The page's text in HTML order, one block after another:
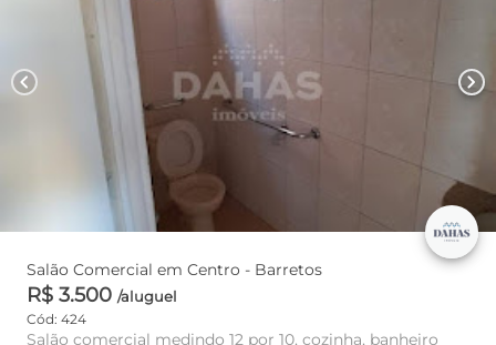
chevron_left chevron_right
Salão Comercial em Centro - Barretos
R$ 3.500 /aluguel
Cód: 424
Salão comercial medindo 12 por 10, cozinha, banheiro